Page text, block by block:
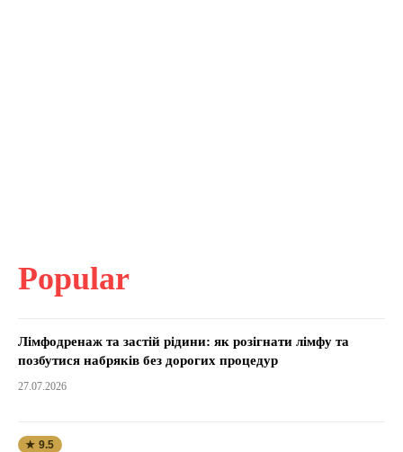
Popular
Лімфодренаж та застій рідини: як розігнати лімфу та
позбутися набряків без дорогих процедур
27.07.2026
★ 9.5